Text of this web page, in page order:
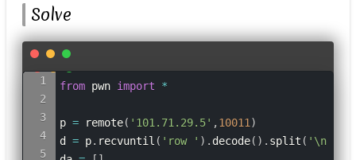
Solve
from pwn import *
p = remote( '101.71.29.5' ,10011 )
d = p. recvuntil ( 'row ' ) . decode( ) . split ( '\n'